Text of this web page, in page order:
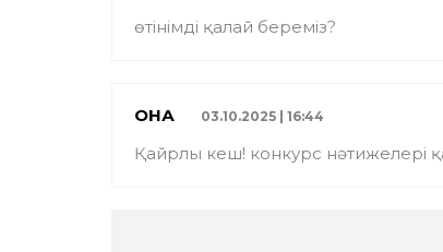
өтінімді қалай береміз?
ҚОНАҚ 03.10.2025 | 16:44
Қайрлы кеш! конкурс нәтижелері